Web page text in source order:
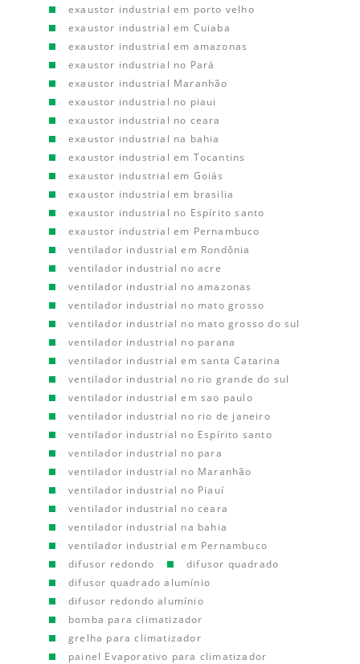
exaustor industrial em porto velho
exaustor industrial em Cuiaba
exaustor industrial em amazonas
exaustor industrial no Pará
exaustor industrial Maranhão
exaustor industrial no piaui
exaustor industrial no ceara
exaustor industrial na bahia
exaustor industrial em Tocantins
exaustor industrial em Goiás
exaustor industrial em brasilia
exaustor industrial no Espírito santo
exaustor industrial em Pernambuco
ventilador industrial em Rondônia
ventilador industrial no acre
ventilador industrial no amazonas
ventilador industrial no mato grosso
ventilador industrial no mato grosso do sul
ventilador industrial no parana
ventilador industrial em santa Catarina
ventilador industrial no rio grande do sul
ventilador industrial em sao paulo
ventilador industrial no rio de janeiro
ventilador industrial no Espírito santo
ventilador industrial no para
ventilador industrial no Maranhão
ventilador industrial no Piauí
ventilador industrial no ceara
ventilador industrial na bahia
ventilador industrial em Pernambuco
difusor redondo
difusor quadrado
difusor quadrado alumínio
difusor redondo alumínio
bomba para climatizador
grelha para climatizador
painel Evaporativo para climatizador